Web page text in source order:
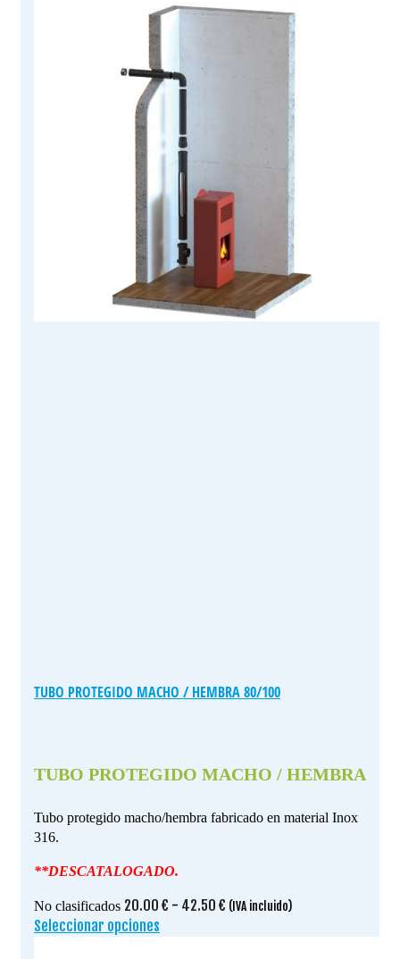
TUBO PROTEGIDO MACHO / HEMBRA 80/100
TUBO PROTEGIDO MACHO / HEMBRA
Tubo protegido macho/hembra fabricado en material Inox
316.
**DESCATALOGADO.
No clasificados 20.00 € - 42.50 € Rango
(IVA incluido)
Seleccionar opciones